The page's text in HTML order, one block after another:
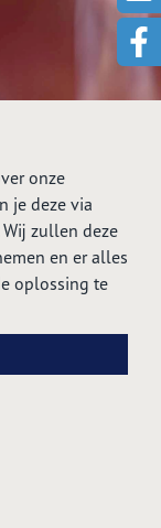
onze
je deze via
zullen deze
en er alles
oplossing te